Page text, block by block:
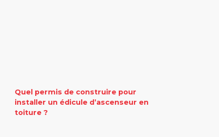
Quel permis de construire pour
installer un édicule d’ascenseur en
toiture ?